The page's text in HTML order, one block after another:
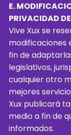
E.
PRIVACIDAD
Vive Xux se
modificaciones
fin de
legislativos,
cualquier otro
mejores
Xux publicará
medio a fin de
informados.